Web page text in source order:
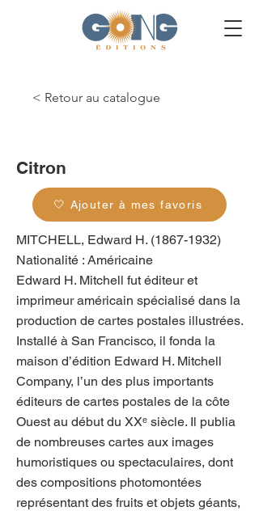
< Retour au catalogue
Citron
🤍 Ajouter à mes favoris
MITCHELL, Edward H. (1867-1932)
Nationalité : Américaine
Edward H. Mitchell fut éditeur et
imprimeur américain spécialisé dans la
production de cartes postales illustrées.
Installé à San Francisco, il fonda la
maison d’édition Edward H. Mitchell
Company, l’un des plus importants
éditeurs de cartes postales de la côte
Ouest au début du XXᵉ siècle. Il publia
de nombreuses cartes aux images
humoristiques ou spectaculaires, dont
des compositions photomontées
représentant des fruits et objets géants,